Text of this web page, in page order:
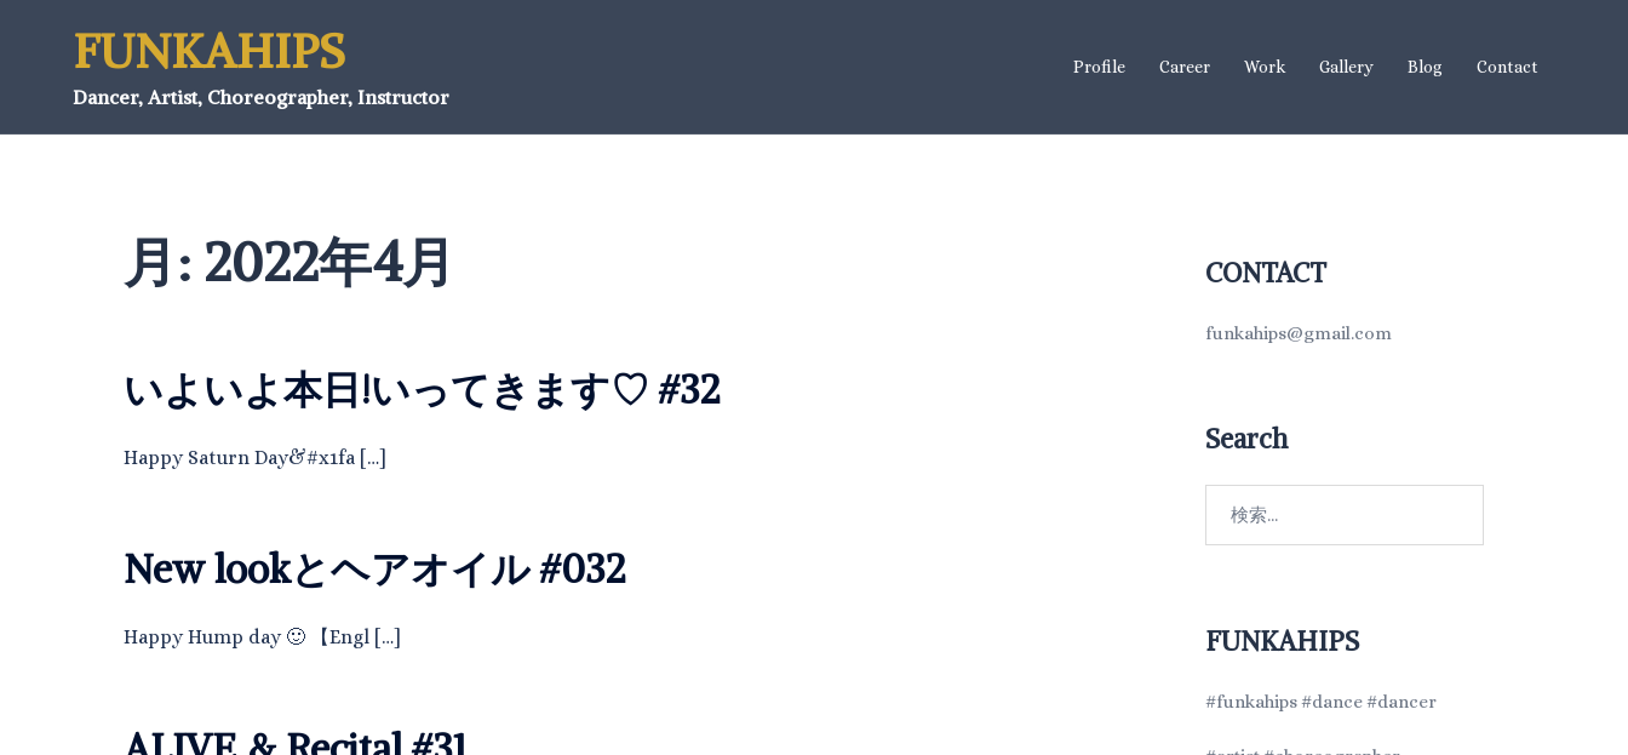
FUNKAHIPS
Dancer, Artist, Choreographer, Instructor
Profile Career Work Gallery Blog Contact
月: 2022年4月
いよいよ本日!いってきます♡ #32
Happy Saturn Day&#x1fa […]
New lookとヘアオイル #032
Happy Hump day 🙂 【Engl […]
CONTACT
funkahips@gmail.com
Search
FUNKAHIPS
#funkahips #dance #dancer